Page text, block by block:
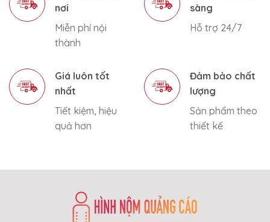
nơi
Miễn phí nội
thành
sàng
Hỗ trợ 24/7
Giá luôn tốt
nhất
Tiết kiệm, hiệu
quả hơn
Đảm bảo chất
lượng
Sản phẩm theo
thiết kế